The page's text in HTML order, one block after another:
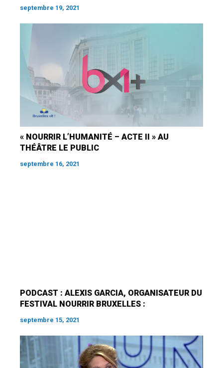
septembre 19, 2021
« NOURRIR L’HUMANITÉ – ACTE II » AU
THÉÂTRE LE PUBLIC
septembre 16, 2021
PODCAST : ALEXIS GARCIA, ORGANISATEUR DU
FESTIVAL NOURRIR BRUXELLES :
septembre 15, 2021